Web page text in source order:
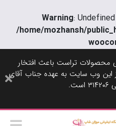
Warning:
/home/mozhansh/
محصولات تراست باعث افتخار
وب سایت به عهده جناب آقای